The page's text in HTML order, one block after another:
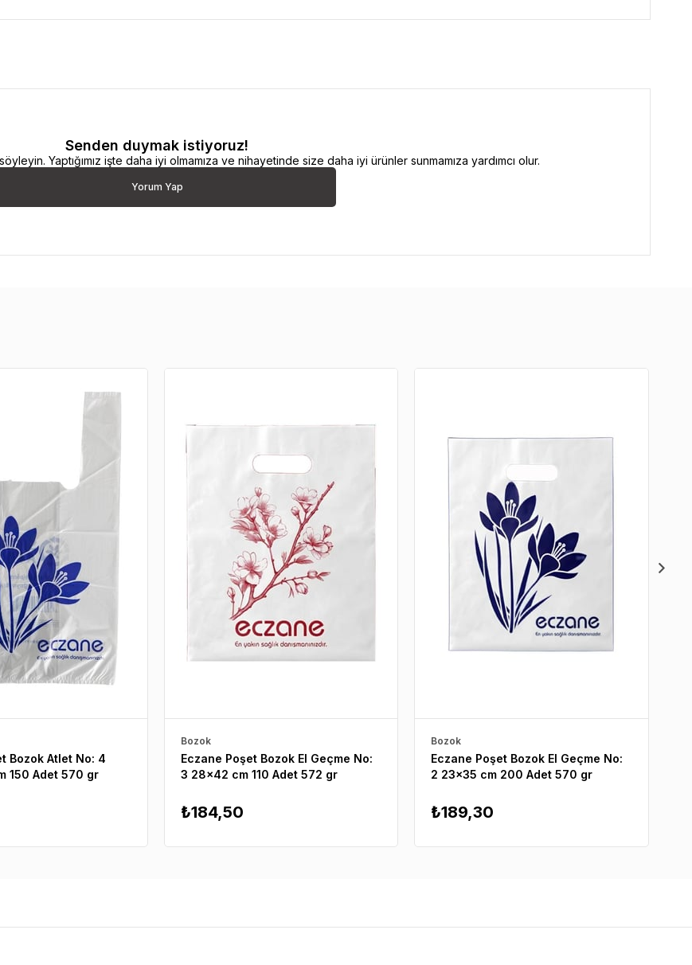
Senden duymak istiyoruz!
Yaptığımız işte daha iyi olmamıza ve nihayetinde size daha iyi ürünler sunmamıza yardımcı olur.
Yorum Yap
Bozok Atlet No: 4
150 Adet 570 gr
Bozok
Eczane Poşet Bozok El Geçme No:
3 28x42 cm 110 Adet 572 gr
₺184,50
Bozok
Eczane Poşet Bozok El Geçme No:
2 23x35 cm 200 Adet 570 gr
₺189,30